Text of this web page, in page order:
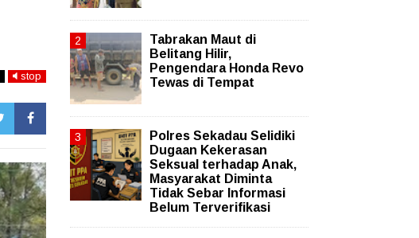
stop
Tabrakan Maut di
Belitang Hilir,
Pengendara Honda Revo
Tewas di Tempat
Polres Sekadau Selidiki
Dugaan Kekerasan
Seksual terhadap Anak,
Masyarakat Diminta
Tidak Sebar Informasi
Belum Terverifikasi